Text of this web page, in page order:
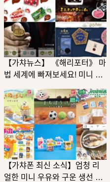
【가챠뉴스】 《해리포터》 마
법 세계에 빠져보세요! 미니 피
요. 여름날 일본에 가면 꼭 뽑아
봐야 할 캡슐토이입니다.
【가챠폰 최신 소식】엄청 리
얼한 미니 우유와 구운 생선 동